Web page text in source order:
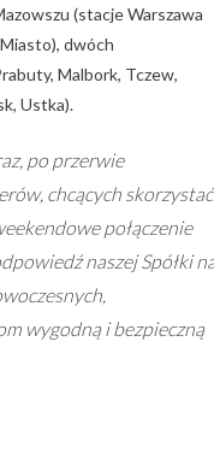
(stacje Warszawa
dwóch
Malbork, Tczew,
Ustka).
po przerwie
chcących skorzystać
połączenie
naszej Spółki
wygodną i bezpieczną